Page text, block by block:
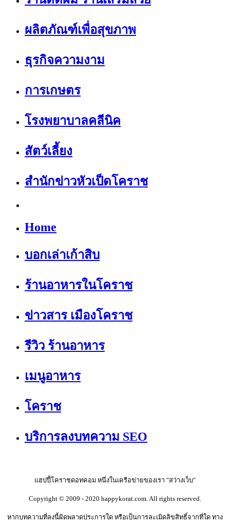
ผลิตภัณฑ์เพื่อสุขภาพ
ธุรกิจความงาม
การเกษตร
โรงพยาบาลคลีนิค
สัตว์เลี้ยง
สำนักข่าวหัวเป็ดโคราช
Home
บอกเล่าเก้าสิบ
ร้านอาหารในโคราช
ข่าวสาร เมืองโคราช
รีวิว ร้านอาหาร
เมนูอาหาร
โคราช
บริการลงบทความ SEO
แฮปปี้โคราชดอทคอม หนึ่งในเครือข่ายของเรา "สว่างเว็บ"
Copyright © 2009 - 2020 happykorat.com. All rights reserved.
หากบทความที่ลงนี้ผิดพลาดประการใด หรือเป็นการละเมิดลิขสิทธิ์จากที่ใด ทาง